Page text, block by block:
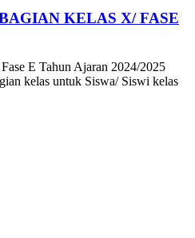
KELAS X/ FASE
E Tahun Ajaran 2024/2025
kelas untuk Siswa/ Siswi kelas